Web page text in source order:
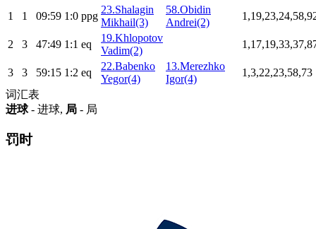
1 1 09:59 1:0 ppg
23.Shalagin
Mikhail(3)
58.Obidin
Andrei(2)
2 3 47:49 1:1 eq
19.Khlopotov
Vadim(2)
3 3 59:15 1:2 eq
22.Babenko
Yegor(4)
13.Merezhko
Igor(4)
1,3,22,23,58,73
词汇表
进球- 进球, 局 - 局
罚时